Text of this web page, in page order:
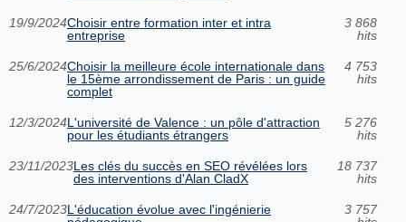
19/9/2024Choisir entre formation inter et intra
entreprise
3 868
hits
25/6/2024Choisir la meilleure école internationale dans
le 15ème arrondissement de Paris : un guide
complet
4 753
hits
12/3/2024L'université de Valence : un pôle d'attraction
pour les étudiants étrangers
5 276
hits
23/11/2023Les clés du succès en SEO révélées lors
des interventions d'Alan CladX
18 737
hits
24/7/2023L'éducation évolue avec l'ingénierie
3 757